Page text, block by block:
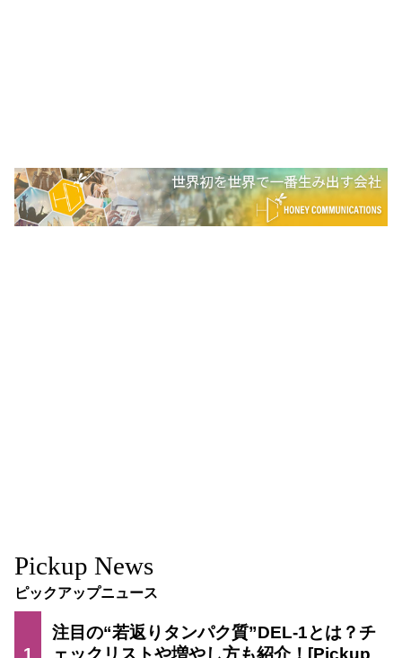
Pickup News
ピックアップニュース
1
注目の“若返りタンパク質”DEL-1とは？チ
ェックリストや増やし方も紹介！